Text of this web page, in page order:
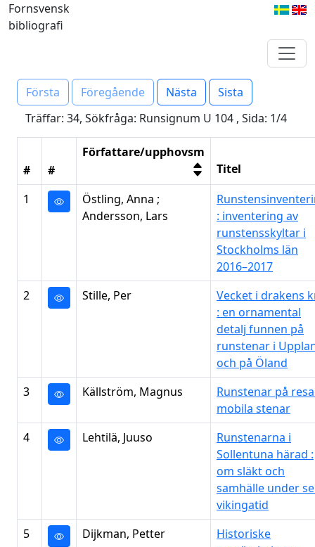
Fornsvensk
bibliografi
Första Föregående Nästa
Sista
Träffar: 34, Sökfråga: Runsignum U 104 , Sida: 1/4
# #
Författare/upphovsm
Titel
1
Östling, Anna ;
Andersson, Lars
: inventering av
runstensskyltar i
Stockholms län
2016–2017
2
Stille, Per
Vecket i drakens
: en ornamental
detalj funnen på
runstenar i
och på Öland
3
Källström, Magnus
Runstenar på
mobila stenar
4
Lehtilä, Juuso
Runstenarna i
Sollentuna härad :
om släkt och
samhälle under
vikingatid
5
Dijkman, Petter
Historiske